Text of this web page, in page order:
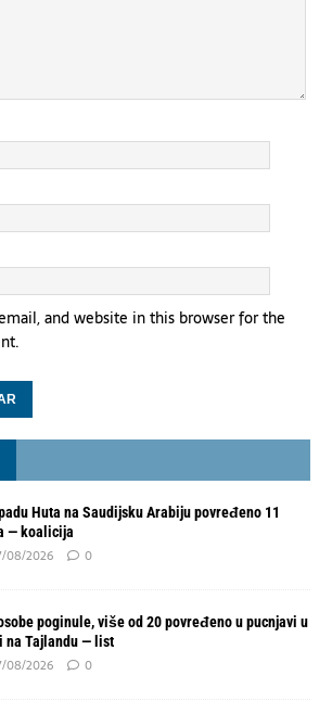
and website in this browser for the
Huta na Saudijsku Arabiju povređeno 11
— koalicija
08/2026 0
poginule, više od 20 povređeno u pucnjavi u
na Tajlandu — list
08/2026 0